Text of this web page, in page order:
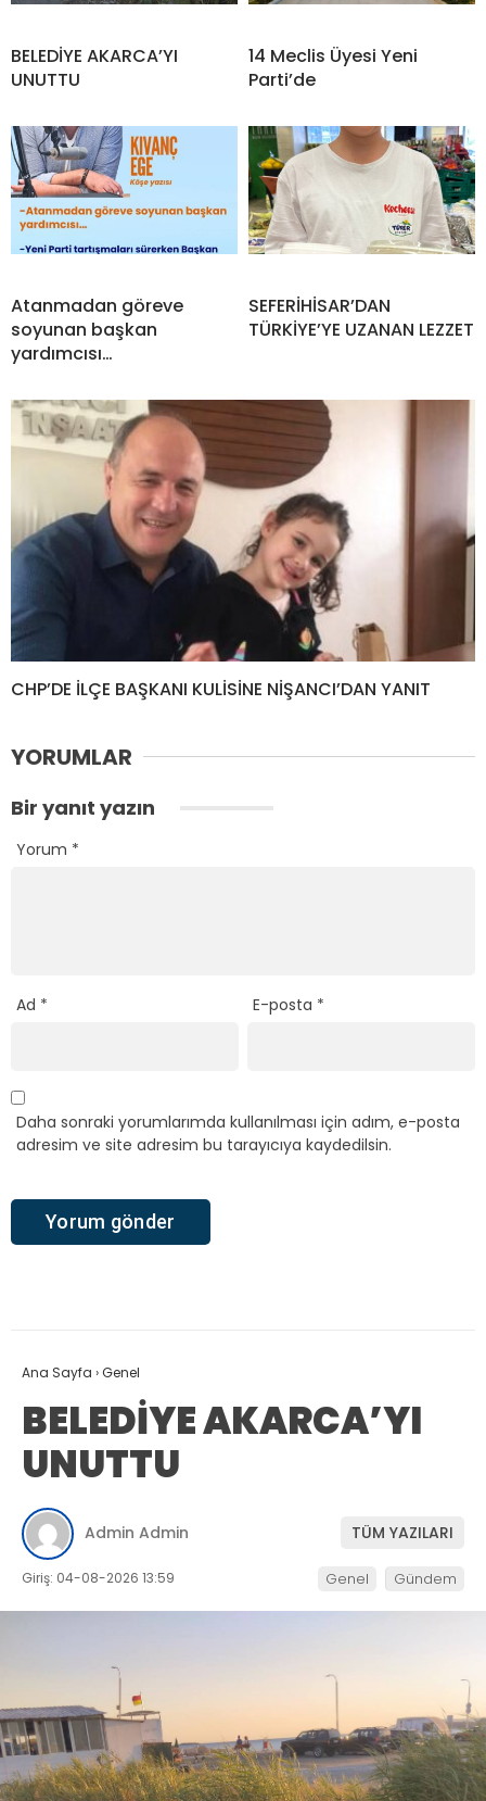
BELEDİYE AKARCA’YI
UNUTTU
14 Meclis Üyesi Yeni
Parti’de
Atanmadan göreve
soyunan başkan
yardımcısı…
SEFERİHİSAR’DAN
TÜRKİYE’YE UZANAN LEZZET
CHP’DE İLÇE BAŞKANI KULİSİNE NİŞANCI’DAN YANIT
YORUMLAR
Bir yanıt yazın
Yorum *
Ad * E-posta *
Daha sonraki yorumlarımda kullanılması için adım, e-posta
adresim ve site adresim bu tarayıcıya kaydedilsin.
Ana Sayfa ›Genel
BELEDİYE AKARCA’YI
UNUTTU
Admin Admin TÜM YAZILARI
Giriş: 04-08-2026 13:59 Genel Gündem